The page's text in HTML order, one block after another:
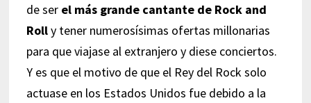
de ser el más grande cantante de Rock and
Rolly tener numerosísimas ofertas millonarias
para que viajase al extranjero y diese conciertos.
Y es que el motivo de que el Rey del Rock solo
actuase en los Estados Unidos fue debido a la